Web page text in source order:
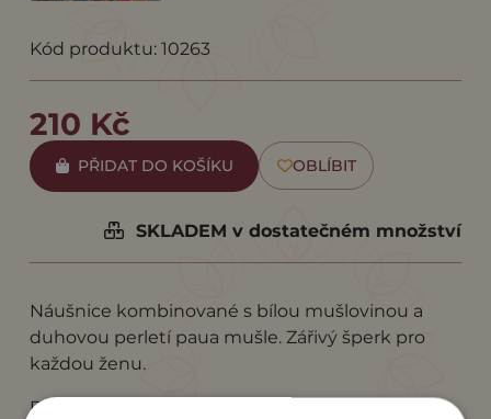
Kód produktu: 10263
210 Kč
PŘIDAT DO KOŠÍKU OBLÍBIT
SKLADEM v dostatečném množství
Náušnice kombinované s bílou mušlovinou a
duhovou perletí paua mušle. Zářivý šperk pro
každou ženu.
Délka náušnice 4 cm.